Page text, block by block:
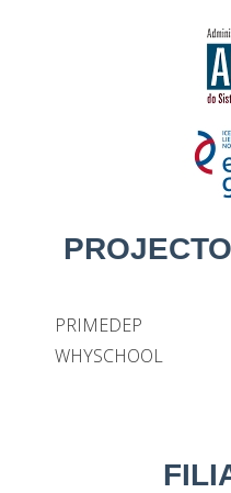
PRIMEDEP
WHYSCHOOL